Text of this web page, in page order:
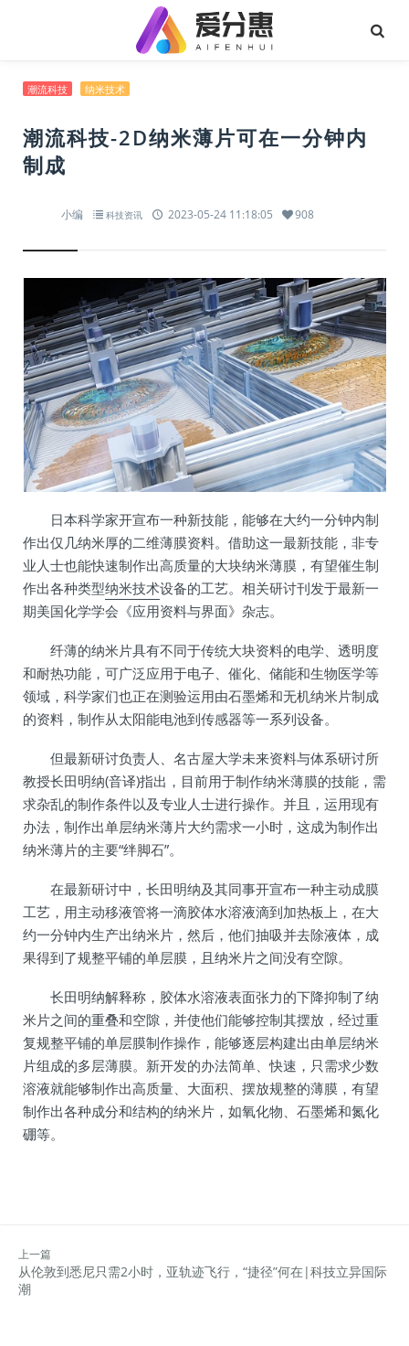
潮流科技 纳米技术
潮流科技-2D纳米薄片可在一分钟内
制成
小编 科技资讯 2023-05-24 11:18:05 908
日本科学家开宣布一种新技能，能够在大约一分钟内制
作出仅几纳米厚的二维薄膜资料。借助这一最新技能，非专
业人士也能快速制作出高质量的大块纳米薄膜，有望催生制
作出各种类型纳米技术设备的工艺。相关研讨刊发于最新一
期美国化学学会《应用资料与界面》杂志。
纤薄的纳米片具有不同于传统大块资料的电学、透明度
和耐热功能，可广泛应用于电子、催化、储能和生物医学等
领域，科学家们也正在测验运用由石墨烯和无机纳米片制成
的资料，制作从太阳能电池到传感器等一系列设备。
但最新研讨负责人、名古屋大学未来资料与体系研讨所
教授长田明纳(音译)指出，目前用于制作纳米薄膜的技能，需
求杂乱的制作条件以及专业人士进行操作。并且，运用现有
办法，制作出单层纳米薄片大约需求一小时，这成为制作出
纳米薄片的主要“绊脚石”。
在最新研讨中，长田明纳及其同事开宣布一种主动成膜
工艺，用主动移液管将一滴胶体水溶液滴到加热板上，在大
约一分钟内生产出纳米片，然后，他们抽吸并去除液体，成
果得到了规整平铺的单层膜，且纳米片之间没有空隙。
长田明纳解释称，胶体水溶液表面张力的下降抑制了纳
米片之间的重叠和空隙，并使他们能够控制其摆放，经过重
复规整平铺的单层膜制作操作，能够逐层构建出由单层纳米
片组成的多层薄膜。新开发的办法简单、快速，只需求少数
溶液就能够制作出高质量、大面积、摆放规整的薄膜，有望
制作出各种成分和结构的纳米片，如氧化物、石墨烯和氮化
硼等。
上一篇
从伦敦到悉尼只需2小时，亚轨迹飞行，“捷径”何在|科技立异国际
潮